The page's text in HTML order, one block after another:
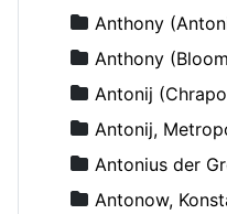
Anthony
Anthony
Antonij
Antonij,
Antonius der
Antonow,